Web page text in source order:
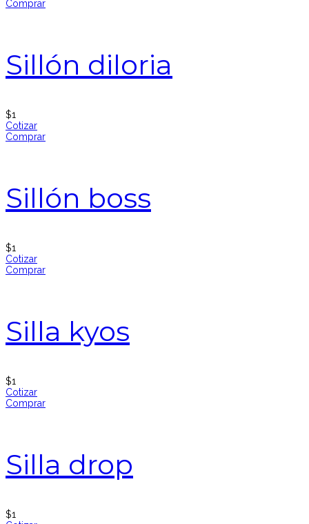
Comprar
Sillón diloria
$1
Cotizar
Comprar
Sillón boss
$1
Cotizar
Comprar
Silla kyos
$1
Cotizar
Comprar
Silla drop
$1